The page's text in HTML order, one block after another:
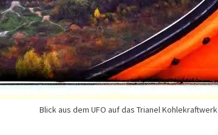
Blick aus dem UFO auf das Trianel Kohlekraftwerk